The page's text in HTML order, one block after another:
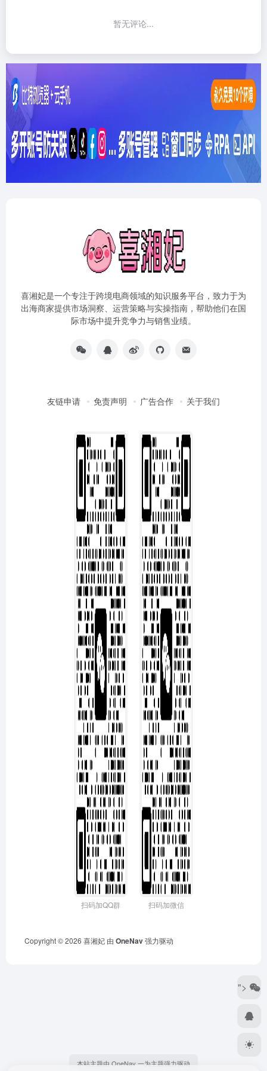
暂无评论...
喜湘妃是一个专注于跨境电商领域的知识服务平台，致力于为
出海商家提供市场洞察、运营策略与实操指南，帮助他们在国
际市场中提升竞争力与销售业绩。
友链申请 免责声明 广告合作 关于我们
扫码加QQ群 扫码加微信
Copyright © 2026 喜湘妃 由 OneNav强力驱动
">
本站主题由 OneNav 一为主题强力驱动